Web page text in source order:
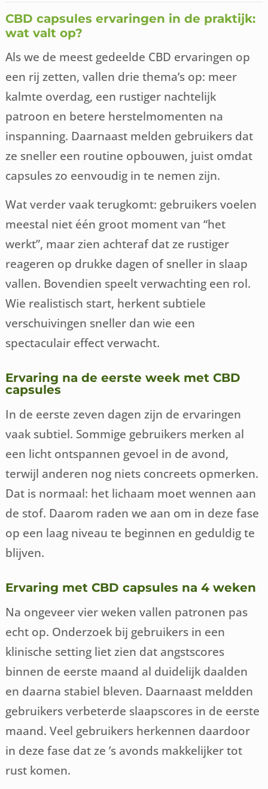
CBD capsules ervaringen in de praktijk:
wat valt op?
Als we de meest gedeelde CBD ervaringen op
een rij zetten, vallen drie thema’s op: meer
kalmte overdag, een rustiger nachtelijk
patroon en betere herstelmomenten na
inspanning. Daarnaast melden gebruikers dat
ze sneller een routine opbouwen, juist omdat
capsules zo eenvoudig in te nemen zijn.
Wat verder vaak terugkomt: gebruikers voelen
meestal niet één groot moment van “het
werkt”, maar zien achteraf dat ze rustiger
reageren op drukke dagen of sneller in slaap
vallen. Bovendien speelt verwachting een rol.
Wie realistisch start, herkent subtiele
verschuivingen sneller dan wie een
spectaculair effect verwacht.
Ervaring na de eerste week met CBD
capsules
In de eerste zeven dagen zijn de ervaringen
vaak subtiel. Sommige gebruikers merken al
een licht ontspannen gevoel in de avond,
terwijl anderen nog niets concreets opmerken.
Dat is normaal: het lichaam moet wennen aan
de stof. Daarom raden we aan om in deze fase
op een laag niveau te beginnen en geduldig te
blijven.
Ervaring met CBD capsules na 4 weken
Na ongeveer vier weken vallen patronen pas
echt op. Onderzoek bij gebruikers in een
klinische setting liet zien dat angstscores
binnen de eerste maand al duidelijk daalden
en daarna stabiel bleven. Daarnaast meldden
gebruikers verbeterde slaapscores in de eerste
maand. Veel gebruikers herkennen daardoor
in deze fase dat ze ’s avonds makkelijker tot
rust komen.